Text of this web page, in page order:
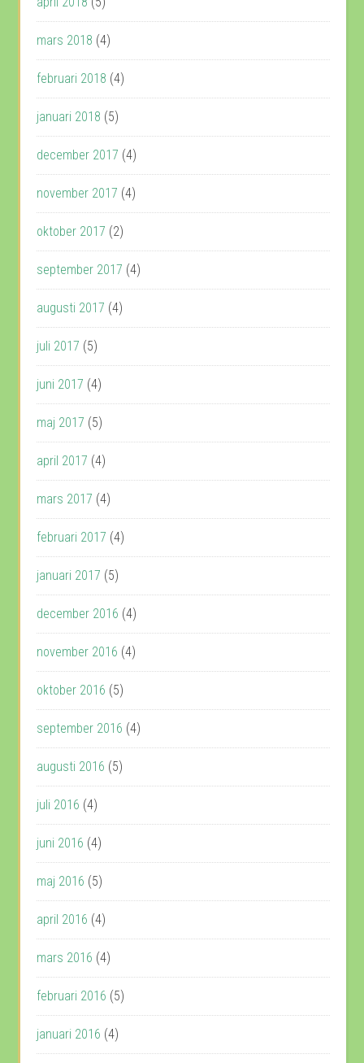
mars 2018 (4)
februari 2018 (4)
januari 2018 (5)
december 2017 (4)
november 2017 (4)
oktober 2017 (2)
september 2017 (4)
augusti 2017 (4)
juli 2017 (5)
juni 2017 (4)
maj 2017 (5)
april 2017 (4)
mars 2017 (4)
februari 2017 (4)
januari 2017 (5)
december 2016 (4)
november 2016 (4)
oktober 2016 (5)
september 2016 (4)
augusti 2016 (5)
juli 2016 (4)
juni 2016 (4)
maj 2016 (5)
april 2016 (4)
mars 2016 (4)
februari 2016 (5)
januari 2016 (4)